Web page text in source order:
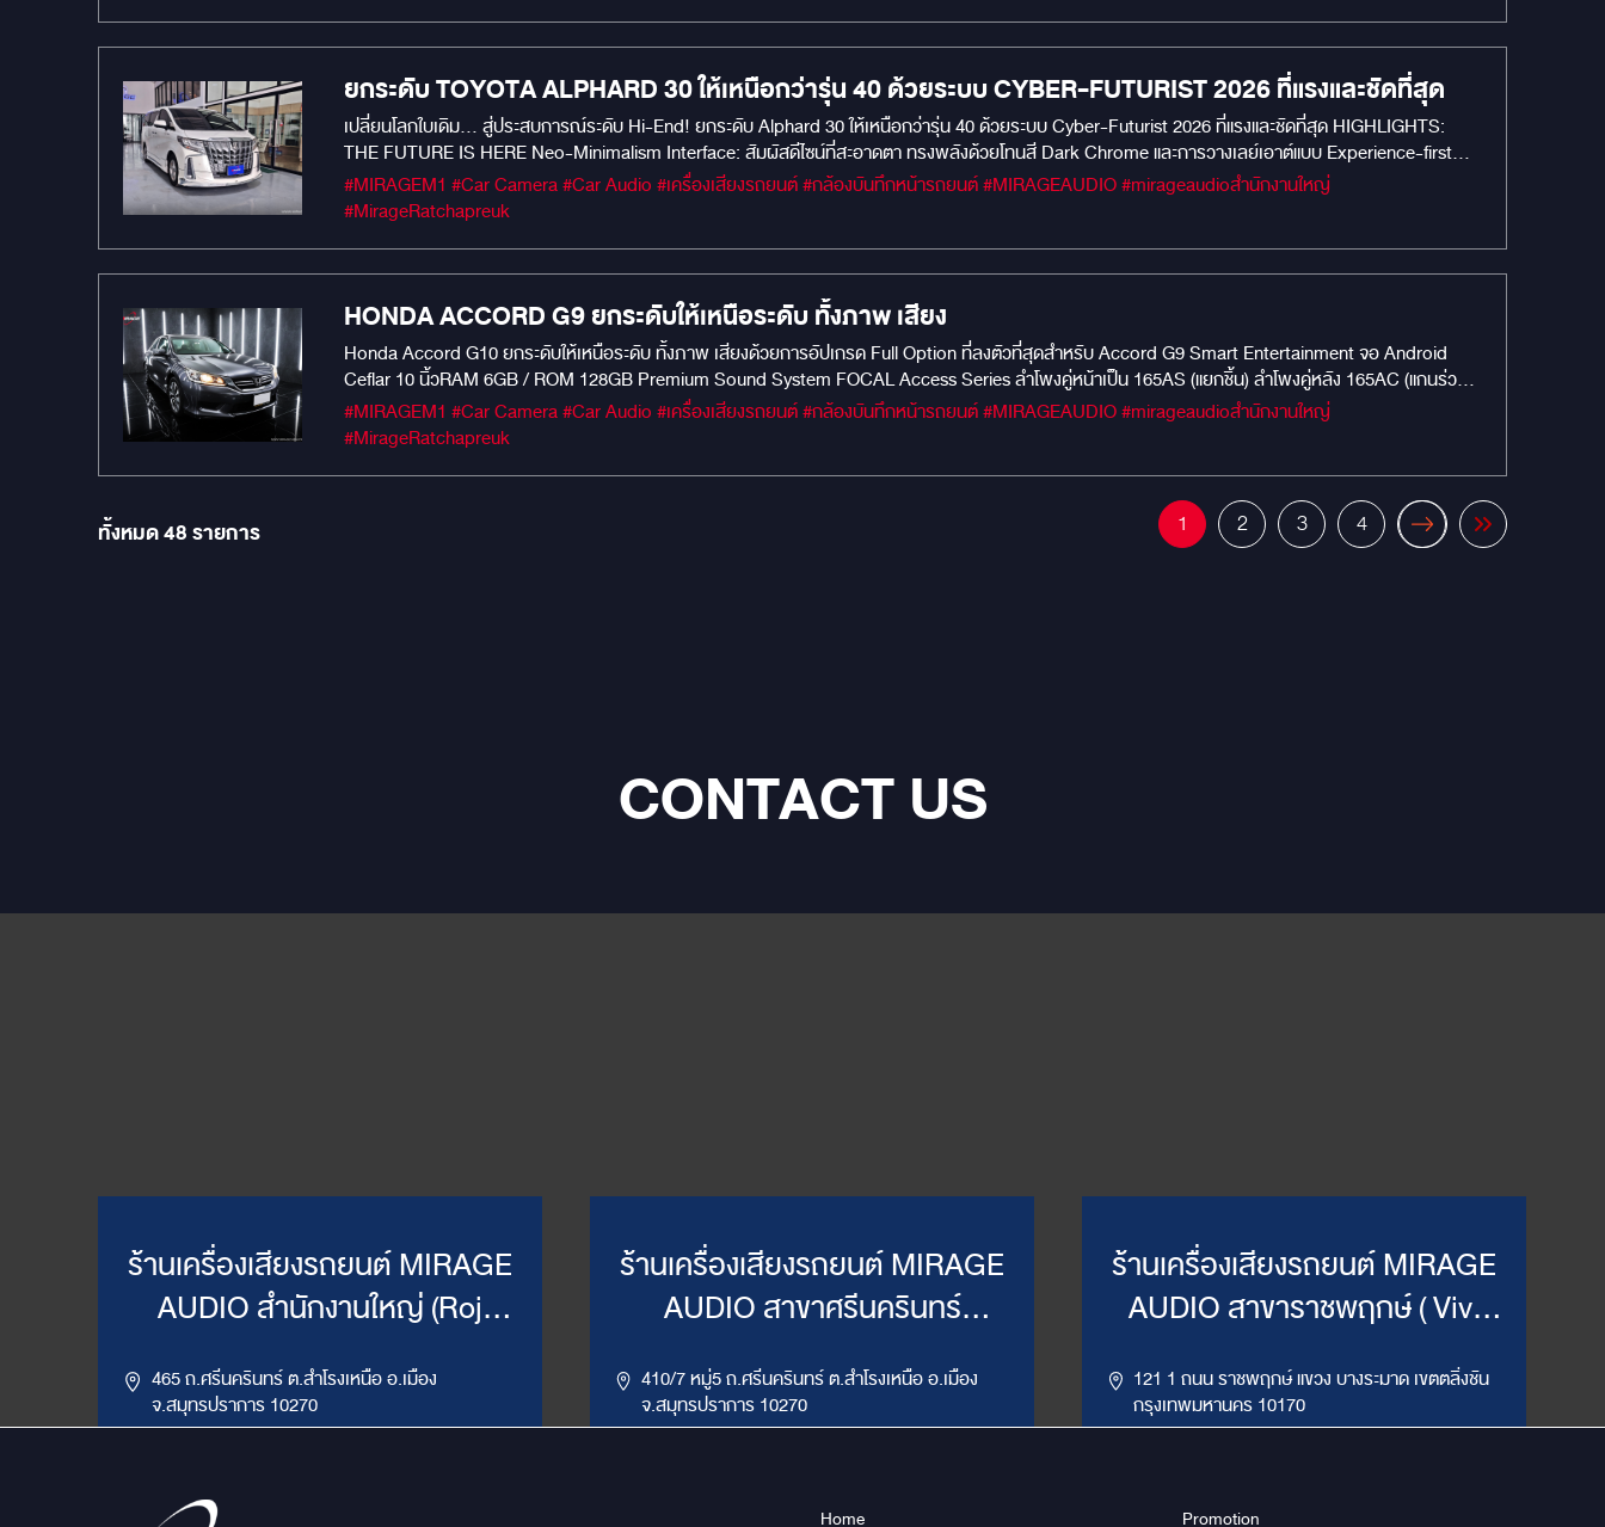
คุณภาพเสียงระดับพรีเมียม: มาพร้อม Digital Power Amplifier TDA7803 / AKM7739 / DTS มั่นใจได้ว่าทุกเสียงเพลงในรถของคุณจะทรงพลังและคมชัด รองรับ
Carplay / Android Auto: เชื่อมต่อสมาร์ทโฟนได้อย่างสมบูรณ์แบบ 2. กล้องติดรถยนต์ 70mai Dash Cam M300: อุ่นใจทุกเส้นทาง (พร้อมติดตั้งใน Alphard 30)
ความคมชัด 2K: บันทึกวิดีโอความละเอียดสูง 2K (1440P) เห็นป้ายทะเบียนและรายละเอียดเหตุการณ์ได้อย่างชัดเจน โหมดบันทึกขณะจอด: ช่วยปกป้องรถ Alphard
สุดรักของคุณตลอด 24 ชั่วโมง (เมื่อติดตั้งชุดบันทึกขณะจอด) ติดตั้งฟรี! พร้อมบริการติดตั้งนอกสถานที่: ทีมงานมืออาชีพของเราจะดูแลการติดตั้งอย่างประณีต ไม่
ทำให้รถพรีเมียมของคุณเสียหาย
ยกระดับ TOYOTA ALPHARD 30 ให้เหนือกว่ารุ่น 40 ด้วยระบบ CYBER-FUTURIST 2026 ที่แรงและชัดที่สุด
เปลี่ยนโลกใบเดิม... สู่ประสบการณ์ระดับ Hi-End! ยกระดับ Alphard 30 ให้เหนือกว่ารุ่น 40 ด้วยระบบ Cyber-Futurist 2026 ที่แรงและชัดที่สุด HIGHLIGHTS:
THE FUTURE IS HERE Neo-Minimalism Interface: สัมผัสดีไซน์ที่สะอาดตา ทรงพลังด้วยโทนสี Dark Chrome และการวางเลย์เอาต์แบบ Experience-first
เน้นความหรูหราล้ำยุค Extreme Performance: ขุมพลัง RAM 8GB / ROM 128GB ประมวลผลไวระดับเทพ ลื่นไหลไม่มีสะดุดทุกแอปพลิเคชัน Vision 360°: มั่นใจ
ทุกการขับขี่ด้วยระบบกล้องรอบคัน 360 องศา ความคมชัดสูง เห็นครบทุกองศาเพื่อความปลอดภัยสูงสุด Dual-Screen Experience: จอหน้าดีไซน์ใหม่ แปลงโฉม
หลังด้วยสัญญาณดิจิทัล ไร้รอยต่อ ทำไมต้องอัปเกรดที่นี่? งานติดตั้งระดับ Premium ที่เน้นความปราณีตและดีไซน์แบบ Cyber-Futurist ผสมผสานเทคโนโลยี AI เข้า
กับความเรียบหรูที่คุณสัมผัสได้จริง
#MIRAGEM1 #Car Camera #Car Audio #เครื่องเสียงรถยนต์ #กล้องบันทึกหน้ารถยนต์ #MIRAGEAUDIO #mirageaudioสำนักงานใหญ่
#MirageRatchapreuk
HONDA ACCORD G9 ยกระดับให้เหนือระดับ ทั้งภาพ เสียง
Honda Accord G10 ยกระดับให้เหนือระดับ ทั้งภาพ เสียงด้วยการอัปเกรด Full Option ที่ลงตัวที่สุดสำหรับ Accord G9 Smart Entertainment จอ Android
Ceflar 10 นิ้วRAM 6GB / ROM 128GB Premium Sound System FOCAL Access Series ลำโพงคู่หน้าเป็น 165AS (แยกชิ้น) ลำโพงคู่หลัง 165AC (แกนร่วม)
MERCURY GOLD Damp: เสริมความเงียบด้วยการแดมป์ประตู 2 ชั้น Safety First 70mai Dash Cam M310: กล้องบันทึกรุ่นใหม่ คมชัด มั่นใจทุกการเดินทาง
#MIRAGEM1 #Car Camera #Car Audio #เครื่องเสียงรถยนต์ #กล้องบันทึกหน้ารถยนต์ #MIRAGEAUDIO #mirageaudioสำนักงานใหญ่
#MirageRatchapreuk
ทั้งหมด48รายการ 1 2 3 4
CONTACT US
ร้านเครื่องเสียงรถยนต์ MIRAGE
AUDIO สำนักงานใหญ่ (Roj
465 ถ.ศรีนครินทร์ ต.สำโรงเหนือ อ.เมือง
จ.สมุทรปราการ 10270
LINE ID : @mirageaudio
ร้านเครื่องเสียงรถยนต์ MIRAGE
AUDIO สาขาศรีนครินทร์
410/7 หมู่5 ถ.ศรีนครินทร์ ต.สำโรงเหนือ อ.เมือง
จ.สมุทรปราการ 10270
ร้านเครื่องเสียงรถยนต์ MIRAGE
AUDIO สาขาราชพฤกษ์ ( Vivi
121 1 ถนน ราชพฤกษ์ แขวง บางระมาด เขตตลิ่งชัน
กรุงเทพมหานคร 10170
Home Promotion